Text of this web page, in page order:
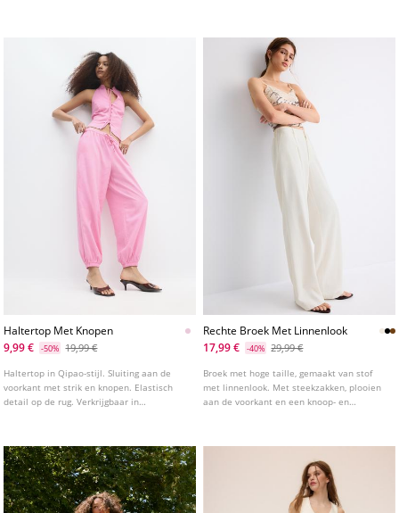
Haltertop Met Knopen
9,99 €
-50% 19,99 €
Haltertop in Qipao-stijl. Sluiting aan de
voorkant met strik en knopen. Elastisch
detail op de rug. Verkrijgbaar in
Rechte Broek Met Linnenlook
17,99 €
-40% 29,99 €
Broek met hoge taille, gemaakt van stof
met linnenlook. Met steekzakken, plooien
aan de voorkant en een knoop- en